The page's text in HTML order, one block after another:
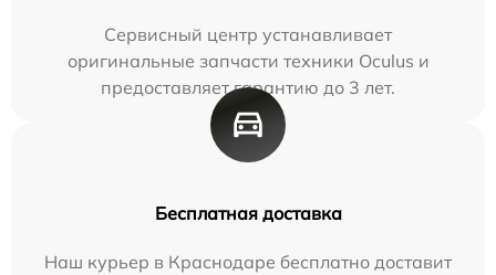
Сервисный центр устанавливает
оригинальные запчасти техники Oculus и
предоставляет гарантию до 3 лет.
Бесплатная доставка
Наш курьер в Краснодаре бесплатно доставит